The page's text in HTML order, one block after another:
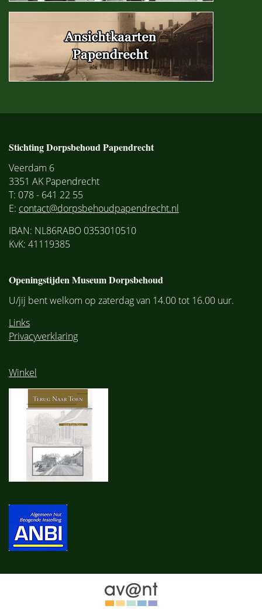
Stichting Dorpsbehoud Papendrecht
Veerdam 6
3351 AK Papendrecht
T: 078 - 641 22 55
E: contact@dorpsbehoudpapendrecht.nl
IBAN: NL86RABO 0353010510
KvK: 41119385
Openingstijden Museum Dorpsbehoud
U/jij bent welkom op zaterdag van 14.00 tot 16.00 uur.
Links
Privacyverklaring
Winkel